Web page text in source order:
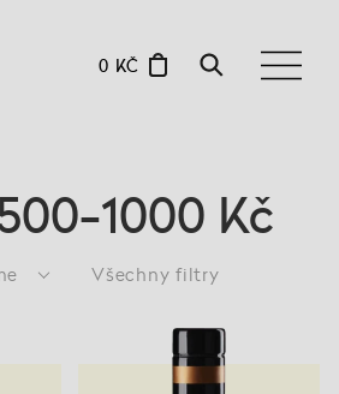
0 KČ
1000 Kč
Všechny filtry